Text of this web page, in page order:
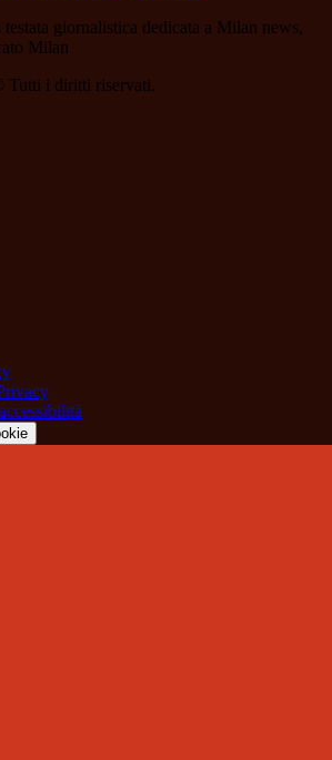
giornalistica dedicata a Milan news,
Milan
Tutti i diritti riservati.